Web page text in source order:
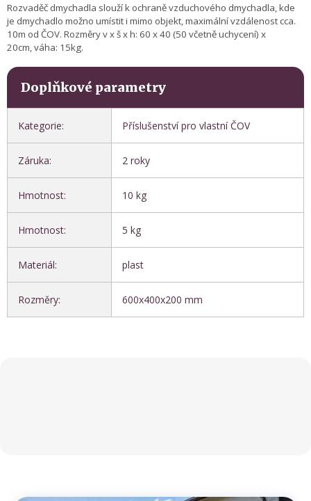
Rozvaděč dmychadla slouží k ochraně vzduchového dmychadla, kde
je dmychadlo možno umístit i mimo objekt, maximální vzdálenost cca.
10m od ČOV. Rozměry v x š x h: 60 x 40 (50 včetně uchycení) x
20cm, váha: 15kg.
Doplňkové parametry
Kategorie: Příslušenství pro vlastní ČOV
Záruka: 2 roky
Hmotnost: 10 kg
Hmotnost: 5 kg
Materiál: plast
Rozměry: 600x400x200 mm